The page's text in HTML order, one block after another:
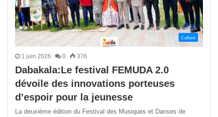
Culture
1 juin 2026 0 376
Dabakala:Le festival FEMUDA 2.0
dévoile des innovations porteuses
d’espoir pour la jeunesse
La deuxième édition du Festival des Musiques et Danses de